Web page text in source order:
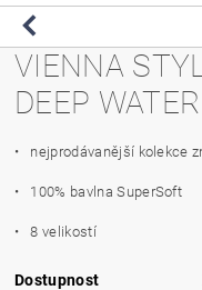
VIENNA
DEEP WATER
• nejprodávanější kolekce
• 100% bavlna SuperSoft
• 8 velikostí
Dostupnost